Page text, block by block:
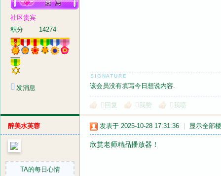
社区贵宾
积分
14274
发消息 该会员没有填写今日想说内容.
回复 我赞 我喷
醉美水芙蓉
TA的每日心情
发表于 2025-10-28 17:31:36 显示全部
欣赏老师精品播放器！